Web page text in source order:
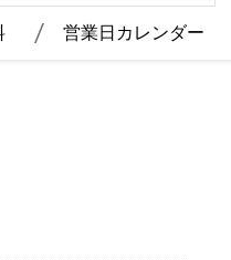
営業日カレンダー